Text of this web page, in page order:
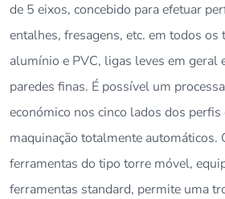
de 5 eixos, concebido para efetuar
entalhes, fresagens, etc. em todos os
alumínio e PVC, ligas leves em geral
paredes finas. É possível um
económico nos cinco lados dos
maquinação totalmente automáticos.
ferramentas do tipo torre móvel,
ferramentas standard, permite uma